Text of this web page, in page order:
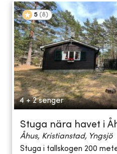
5 (8)
4 + 2 senger
Stuga nära havet i
Åhus, Kristianstad, Yngsjö
Stuga i tallskogen 200